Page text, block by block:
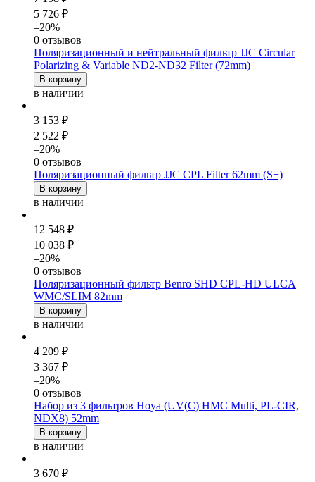
5 726 ₽
–20%
0 отзывов
Поляризационный и нейтральный фильтр JJC Circular
Polarizing & Variable ND2-ND32 Filter (72mm)
В корзину
в наличии
3 153 ₽
2 522 ₽
–20%
0 отзывов
Поляризационный фильтр JJC CPL Filter 62mm (S+)
В корзину
в наличии
12 548 ₽
10 038 ₽
–20%
0 отзывов
Поляризационный фильтр Benro SHD CPL-HD ULCA
WMC/SLIM 82mm
В корзину
в наличии
4 209 ₽
3 367 ₽
–20%
0 отзывов
Набор из 3 фильтров Hoya (UV(C) HMC Multi, PL-CIR,
NDX8) 52mm
В корзину
в наличии
3 670 ₽